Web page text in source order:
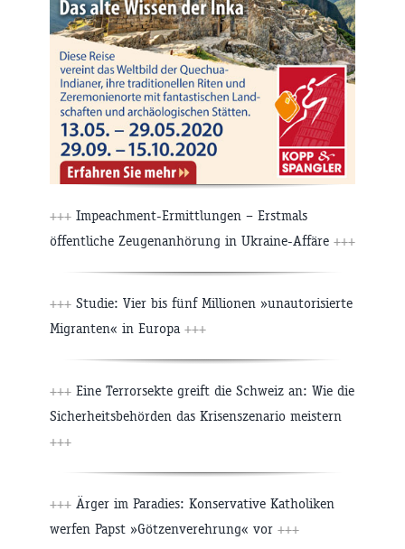
+++ Impeachment-Ermittlungen – Erstmals
öffentliche Zeugenanhörung in Ukraine-Affäre +++
+++ Studie: Vier bis fünf Millionen »unautorisierte
Migranten« in Europa +++
+++ Eine Terrorsekte greift die Schweiz an: Wie die
Sicherheitsbehörden das Krisenszenario meistern
+++
+++ Ärger im Paradies: Konservative Katholiken
werfen Papst »Götzenverehrung« vor +++